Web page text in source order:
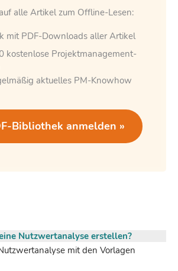
Nutzwertanalyse erstellen?
mit den Vorlagen
alle Artikel zum Offline-Lesen:
mit PDF-Downloads aller Artikel
kostenlose Projektmanagement-
aktuelles PM-Knowhow
Bibliothek anmelden »